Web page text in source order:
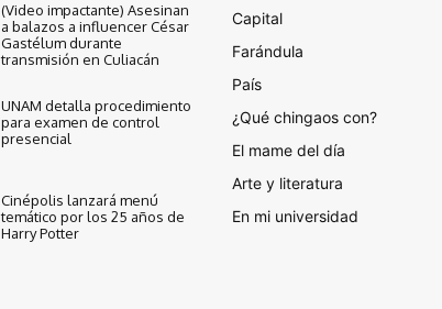
(Video impactante) Asesinan
a balazos a influencer César
Gastélum durante
transmisión en Culiacán
UNAM detalla procedimiento
para examen de control
presencial
Cinépolis lanzará menú
temático por los 25 años de
Harry Potter
Capital
Farándula
País
¿Qué chingaos con?
El mame del día
Arte y literatura
En mi universidad